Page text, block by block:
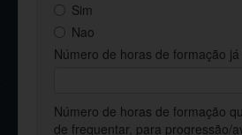
Sim
Nao
Número de horas de formação
Número de horas de formação
de frequentar, para progressão/